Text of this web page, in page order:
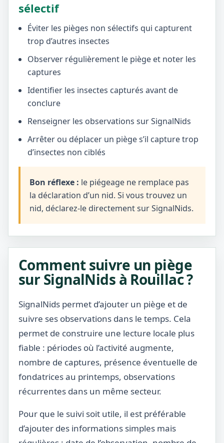
sélectif
Éviter les pièges non sélectifs qui capturent
trop d’autres insectes
Observer régulièrement le piège et noter les
captures
Identifier les insectes capturés avant de
conclure
Renseigner les observations sur SignalNids
Arrêter ou déplacer un piège s’il capture trop
d’insectes non ciblés
Bon réflexe : le piégeage ne remplace pas
la déclaration d’un nid. Si vous trouvez un
nid, déclarez-le directement sur SignalNids.
Comment suivre un piège
sur SignalNids à Rouillac ?
SignalNids permet d’ajouter un piège et de
suivre ses observations dans le temps. Cela
permet de construire une lecture locale plus
fiable : périodes où l’activité augmente,
nombre de captures, présence éventuelle de
fondatrices au printemps, observations
récurrentes dans un même secteur.
Pour que le suivi soit utile, il est préférable
d’ajouter des informations simples mais